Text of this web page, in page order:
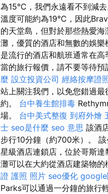
為15°C，我們永遠看不到減去
溫度可能約為19°C，因此
的天堂島，但對於那些熱愛
灘，優質的酒店和無數的娛
是流行的酒店和航班通常在
當的旅行報價，請不要等待
麼 設立投資公司 經絡按摩證
站上關注我們，以免您錯過
約。 台中養生館排毒
場。 台中美式整復 到府外燴
士 seo是什麼 seo 意思 該酒
步行10分鐘（約700米）。
星級酒店連鎖店，位於哥斯
灘可以在大約從酒店建築物
證 護照 照片 seo優化 google
Parks可以通過一分鐘的旅行